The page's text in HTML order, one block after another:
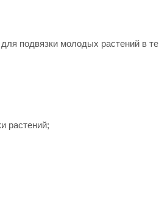
подвязки молодых растений в
растений;